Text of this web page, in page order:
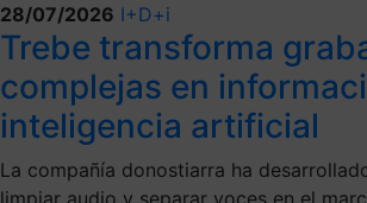
28/07/2026 I+D+i
Trebe transforma
complejas en
inteligencia artificial
La compañía donostiarra ha
limpiar audio y separar voces en el